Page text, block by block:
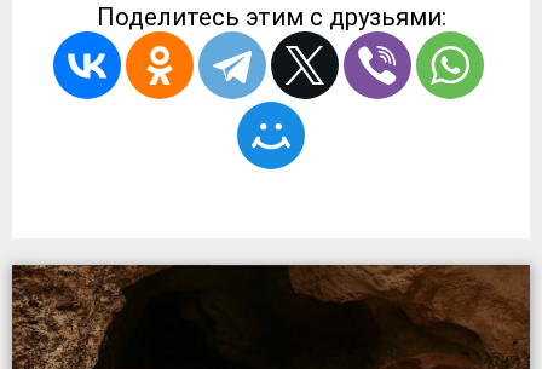
Поделитесь этим с друзьями: